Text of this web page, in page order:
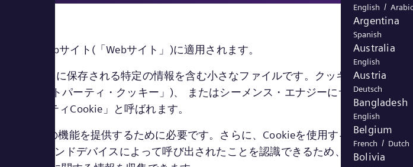
English / Arabic
Argentina
Spanish
Australia
English
Austria
Deutsch
Bangladesh
English
Belgium
French / Dutch
Bolivia
能なWebサイト(「Webサイト」)に適用されます。
デバイスに保存される特定の情報を含む小さなファイルです。クッキーは、シーメ
ファーストパーティ・クッキー」)、 またはシーメンス・エナジーにサービスを提
ドパーティCookie」と呼ばれます。
で特定の機能を提供するために必要です。さらに、Cookieを使用すると、それぞ
特定のエンドデバイスによって呼び出されたことを認識できるため、再訪問者(ま